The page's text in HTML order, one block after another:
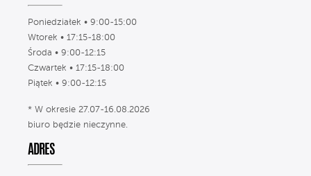
Poniedziałek • 9:00-15:00
Wtorek • 17:15-18:00
Środa • 9:00-12:15
Czwartek • 17:15-18:00
Piątek • 9:00-12:15
* W okresie 27.07-16.08.2026
biuro będzie nieczynne.
ADRES